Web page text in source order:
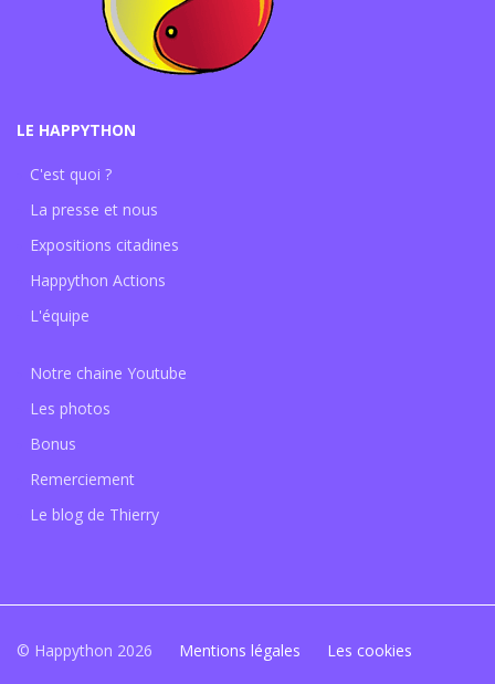
LE HAPPYTHON
C'est quoi ?
La presse et nous
Expositions citadines
Happython Actions
L'équipe
Notre chaine Youtube
Les photos
Bonus
Remerciement
Le blog de Thierry
© Happython 2026 Mentions légales Les cookies